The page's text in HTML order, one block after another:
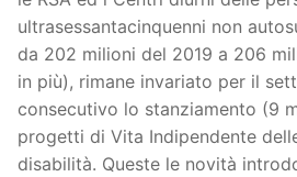
ultrasessantacinquenni non
da 202 milioni del 2019 a 206
in più), rimane invariato per il
consecutivo lo stanziamento (9
progetti di Vita Indipendente
disabilità. Queste le novità